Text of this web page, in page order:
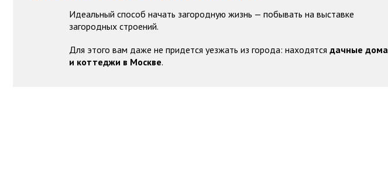
Идеальный способ начать загородную жизнь — побывать на выставке
загородных строений.
Для этого вам даже не придется уезжать из города: находятся дачные дома
и коттеджи в Москве.